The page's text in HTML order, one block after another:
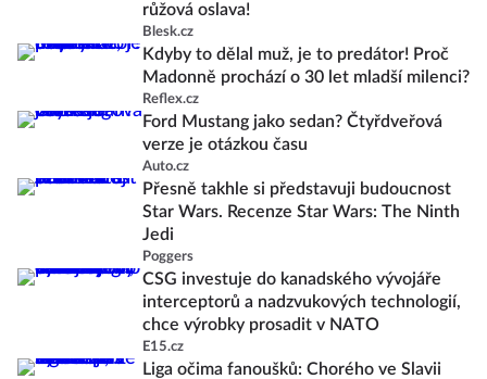
růžová oslava!
Blesk.cz
Kdyby to dělal muž, je to predátor! Proč
Madonně prochází o 30 let mladší milenci?
Reflex.cz
Ford Mustang jako sedan? Čtyřdveřová
verze je otázkou času
Auto.cz
Přesně takhle si představuji budoucnost
Star Wars. Recenze Star Wars: The Ninth
Jedi
Poggers
CSG investuje do kanadského vývojáře
interceptorů a nadzvukových technologií,
chce výrobky prosadit v NATO
E15.cz
Liga očima fanoušků: Chorého ve Slavii